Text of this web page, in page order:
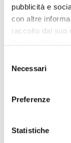
pubblicità e
con altre
raccolto dal suo
delNecessari
Preferenze
Statistiche
Festival
Clara
Festival
19/09/